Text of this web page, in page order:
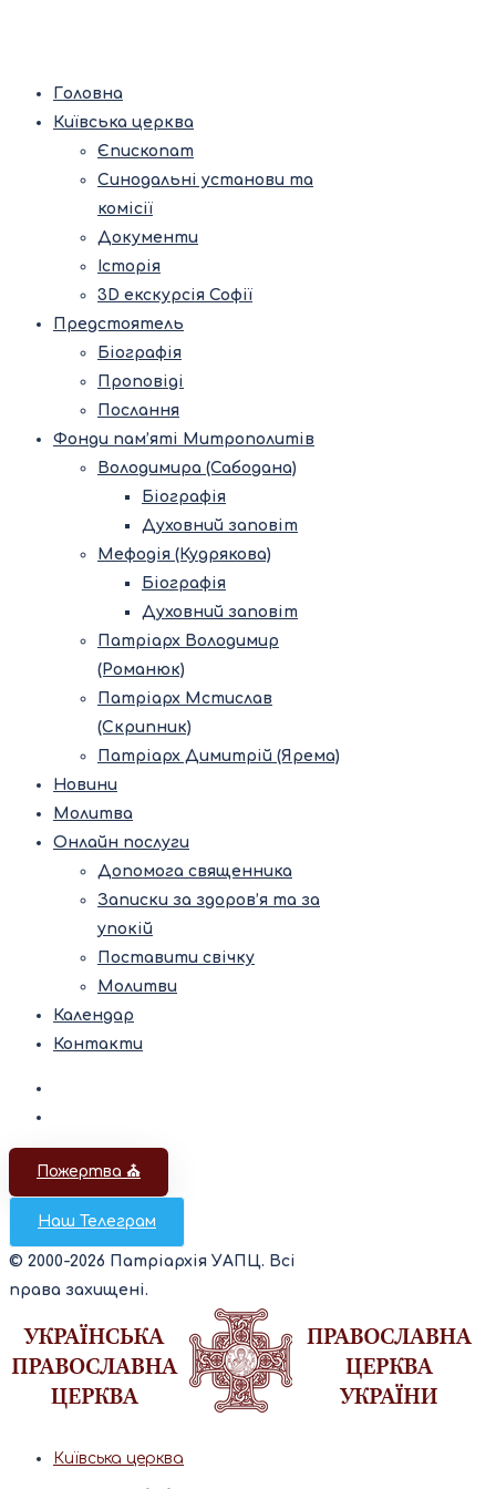
Головна
Київська церква
Єпископат
Синодальні установи та
комісії
Документи
Історія
3D екскурсія Софії
Предстоятель
Біографія
Проповіді
Послання
Фонди пам’яті Митрополитів
Володимира (Сабодана)
Біографія
Духовний заповіт
Мефодія (Кудрякова)
Біографія
Духовний заповіт
Патріарх Володимир
(Романюк)
Патріарх Мстислав
(Скрипник)
Патріарх Димитрій (Ярема)
Новини
Молитва
Онлайн послуги
Допомога священника
Записки за здоров’я та за
упокій
Поставити свічку
Молитви
Календар
Контакти
Пожертва ⛪️
Наш Телеграм
© 2000-2026 Патріархія УАПЦ. Всі
права захищені.
Київська церква